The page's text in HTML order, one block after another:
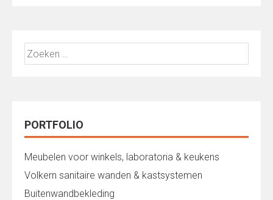
Zoeken
naar:
PORTFOLIO
Meubelen voor winkels, laboratoria & keukens
Volkern sanitaire wanden & kastsystemen
Buitenwandbekleding